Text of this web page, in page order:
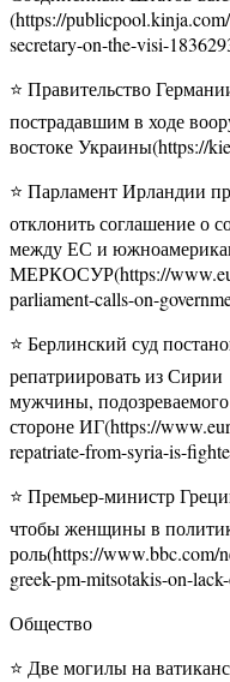
(https://
secretary-on-the-visi-
⭐️ Правительство
пострадавшим в ходе
востоке Украины(https://
⭐️ Парламент Ирландии
отклонить соглашение о
между ЕС и
МЕРКОСУР(https://
parliament-calls-on-
⭐️ Берлинский суд
репатриировать из
мужчины,
стороне ИГ(https://
repatriate-from-syria-is-
⭐️ Премьер-министр
чтобы женщины в
роль(https://www.bbc.com/
greek-pm-mitsotakis-on-
Общество
⭐️ Две могилы на